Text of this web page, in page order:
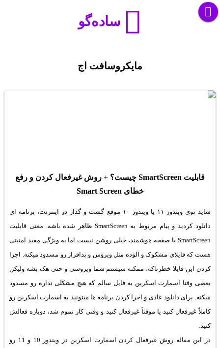
ساده‌گو
مایکروسافت اج
قابلیت SmartScreen چیست؟ + روش غیرفعال کردن و رفع
خطای Smart Screen
شاید توی ویندوز ۱۱ یا ویندوز ۱۰ موقع گشت و گذار در اینترنت، برنامه ای
دانلود کردید و پیام مربوط به SmartScreen ظاهر شده باشه. معنی قابلیت
SmartScreen یا صفحه هوشمند، خیلی روشن نیست اما یه ویژگی مفید امنیتی
هست که فایلای مشکوک و آلوده مثل ویروس و بدافزار رو مسدود میکنه. اجرا
کردن این فایلا خطرناکه، ممکنه سیستم شما ویروسی و حتی هک بشه ولیکن
بعضی وقتا اسمارت اسکرین یه فایل سالم که هیچ مشکلی نداره رو مسدود
میکنه. برای دانلود عادی و اجرا کردن برنامه ها میتونید به اسمارت اسکرین رو
کاملاً غیرفعال کنید یا موقتاً غیرفعال کنید و وقتی کار تموم شد، دوباره فعالش
کنید.
در این مقاله روش غیرفعال کردن اسمارت اسکرین در ویندوز 10 و 11 رو